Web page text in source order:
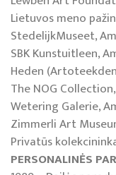
Lietuvos meno
StedelijkMuseet,
SBK Kunstuitleen,
Heden
The NOG
Wetering Galerie,
Zimmerli Art
Privatūs
PERSONALINĖS